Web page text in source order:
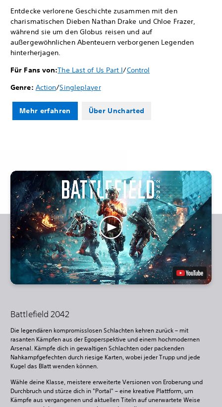
Entdecke verlorene Geschichte zusammen mit den
charismatischen Dieben Nathan Drake und Chloe Frazer,
während sie um den Globus reisen und auf
außergewöhnlichen Abenteuern verborgenen Legenden
hinterherjagen.
Für Fans von:The Last of Us Part I/Control
Genre: Action/Singleplayer
Mehr erfahren Über Uncharted
Battlefield 2042
Die legendären kompromisslosen Schlachten kehren zurück – mit
rasanten Kämpfen aus der Egoperspektive und einem hochmodernen
Arsenal. Kämpfe dich in gewaltigen Schlachten oder packenden
Nahkampfgefechten durch riesige Karten, wobei jeder Trupp und jede
Kugel das Blatt wenden können.
Wähle deine Klasse, meistere erweiterte Versionen von Eroberung und
Durchbruch und stürze dich in "Portal" – eine kreative Plattform, um
Kämpfe aus vergangenen und aktuellen Titeln auf unerwartete Weise